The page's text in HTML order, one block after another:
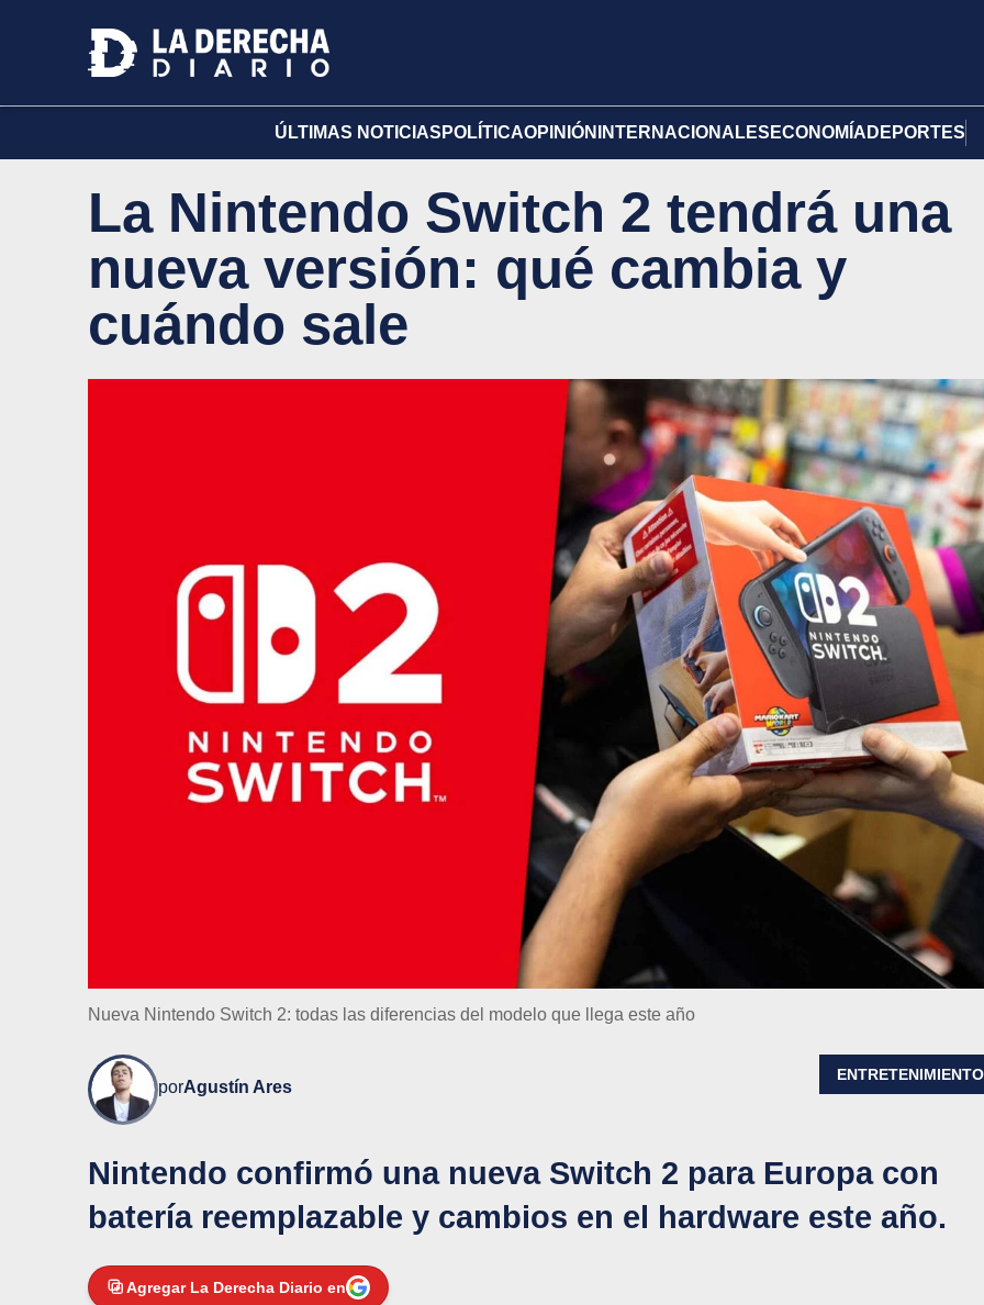
ÚLTIMAS NOTICIAS POLÍTICAOPINIÓN INTERNACIONALES ECONOMÍA DEPORTES
La Nintendo Switch 2 tendrá una
nueva versión: qué cambia y
cuándo sale
Nueva Nintendo Switch 2: todas las diferencias del modelo que llega este año
porAgustín Ares
ENTRETENIMIENTO
Nintendo confirmó una nueva Switch 2 para Europa con
batería reemplazable y cambios en el hardware este año.
Agregar La Derecha Diario en